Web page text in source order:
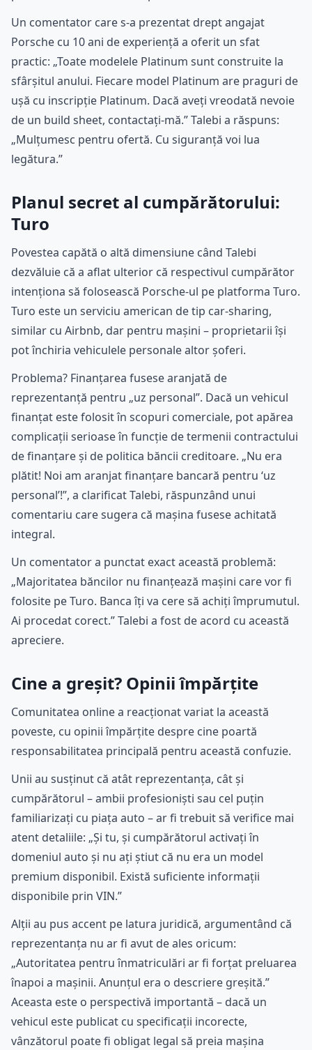
Un comentator care s-a prezentat drept angajat
Porsche cu 10 ani de experiență a oferit un sfat
practic: „Toate modelele Platinum sunt construite la
sfârșitul anului. Fiecare model Platinum are praguri de
ușă cu inscripție Platinum. Dacă aveți vreodată nevoie
de un build sheet, contactați-mă.” Talebi a răspuns:
„Mulțumesc pentru ofertă. Cu siguranță voi lua
legătura.”
Planul secret al cumpărătorului:
Turo
Povestea capătă o altă dimensiune când Talebi
dezvăluie că a aflat ulterior că respectivul cumpărător
intenționa să folosească Porsche-ul pe platforma Turo.
Turo este un serviciu american de tip car-sharing,
similar cu Airbnb, dar pentru mașini – proprietarii își
pot închiria vehiculele personale altor șoferi.
Problema? Finanțarea fusese aranjată de
reprezentanță pentru „uz personal”. Dacă un vehicul
finanțat este folosit în scopuri comerciale, pot apărea
complicații serioase în funcție de termenii contractului
de finanțare și de politica băncii creditoare. „Nu era
plătit! Noi am aranjat finanțare bancară pentru ‘uz
personal’!”, a clarificat Talebi, răspunzând unui
comentariu care sugera că mașina fusese achitată
integral.
Un comentator a punctat exact această problemă:
„Majoritatea băncilor nu finanțează mașini care vor fi
folosite pe Turo. Banca îți va cere să achiți împrumutul.
Ai procedat corect.” Talebi a fost de acord cu această
apreciere.
Cine a greșit? Opinii împărțite
Comunitatea online a reacționat variat la această
poveste, cu opinii împărțite despre cine poartă
responsabilitatea principală pentru această confuzie.
Unii au susținut că atât reprezentanța, cât și
cumpărătorul – ambii profesioniști sau cel puțin
familiarizați cu piața auto – ar fi trebuit să verifice mai
atent detaliile: „Și tu, și cumpărătorul activați în
domeniul auto și nu ați știut că nu era un model
premium disponibil. Există suficiente informații
disponibile prin VIN.”
Alții au pus accent pe latura juridică, argumentând că
reprezentanța nu ar fi avut de ales oricum:
„Autoritatea pentru înmatriculări ar fi forțat preluarea
înapoi a mașinii. Anunțul era o descriere greșită.”
Aceasta este o perspectivă importantă – dacă un
vehicul este publicat cu specificații incorecte,
vânzătorul poate fi obligat legal să preia mașina